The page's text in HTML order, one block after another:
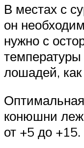
В местах с
он
нужно с
лошадей,
конюшни
от +5 до +15.